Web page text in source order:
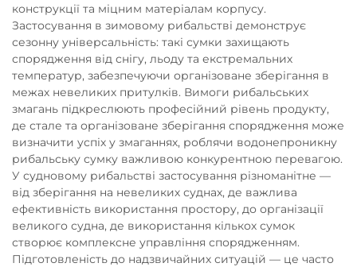
конструкції та міцним матеріалам корпусу.
Застосування в зимовому рибальстві демонструє
сезонну універсальність: такі сумки захищають
спорядження від снігу, льоду та екстремальних
температур, забезпечуючи організоване зберігання в
межах невеликих притулків. Вимоги рибальських
змагань підкреслюють професійний рівень продукту,
де стале та організоване зберігання спорядження може
визначити успіх у змаганнях, роблячи водонепроникну
рибальську сумку важливою конкурентною перевагою.
У судновому рибальстві застосування різноманітне —
від зберігання на невеликих суднах, де важлива
ефективність використання простору, до організації
великого судна, де використання кількох сумок
створює комплексне управління спорядженням.
Підготовленість до надзвичайних ситуацій — це часто